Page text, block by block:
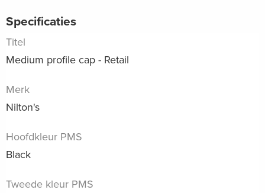
Specificaties
Titel
Medium profile cap - Retail
Merk
Nilton's
Hoofdkleur PMS
Black
Tweede kleur PMS